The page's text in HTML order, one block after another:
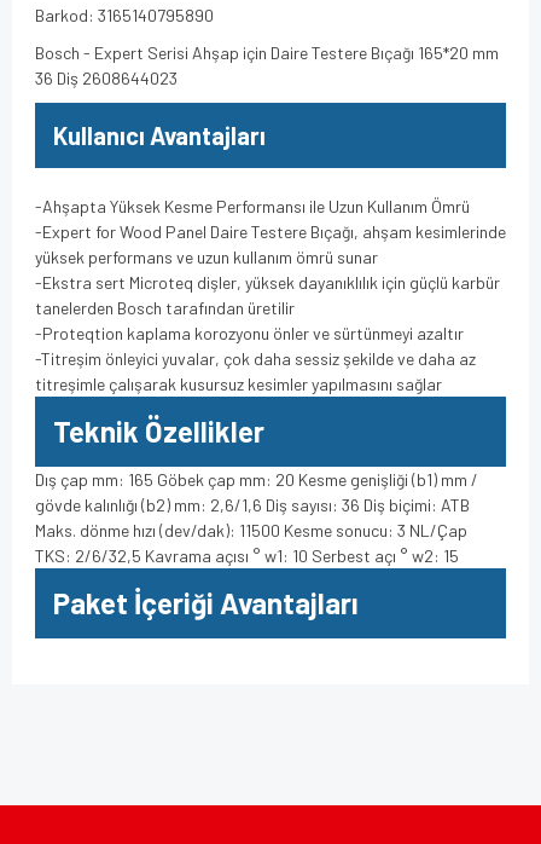
Barkod: 3165140795890
Bosch - Expert Serisi Ahşap için Daire Testere Bıçağı 165*20 mm
36 Diş 2608644023
Kullanıcı Avantajları
-Ahşapta Yüksek Kesme Performansı ile Uzun Kullanım Ömrü
-Expert for Wood Panel Daire Testere Bıçağı, ahşam kesimlerinde
yüksek performans ve uzun kullanım ömrü sunar
-Ekstra sert Microteq dişler, yüksek dayanıklılık için güçlü karbür
tanelerden Bosch tarafından üretilir
-Proteqtion kaplama korozyonu önler ve sürtünmeyi azaltır
-Titreşim önleyici yuvalar, çok daha sessiz şekilde ve daha az
titreşimle çalışarak kusursuz kesimler yapılmasını sağlar
Teknik Özellikler
Dış çap mm: 165 Göbek çap mm: 20 Kesme genişliği (b1) mm /
gövde kalınlığı (b2) mm: 2,6/1,6 Diş sayısı: 36 Diş biçimi: ATB
Maks. dönme hızı (dev/dak): 11500 Kesme sonucu: 3 NL/Çap
TKS: 2/6/32,5 Kavrama açısı ° w1: 10 Serbest açı ° w2: 15
Paket İçeriği Avantajları